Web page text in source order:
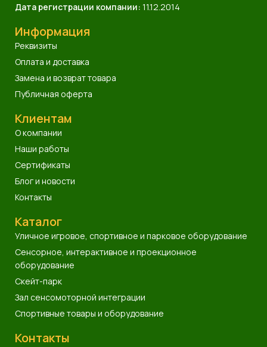
Дата регистрации компании: 11.12.2014
Информация
Реквизиты
Оплата и доставка
Замена и возврат товара
Публичная оферта
Клиентам
О компании
Наши работы
Сертификаты
Блог и новости
Контакты
Каталог
Уличное игровое, спортивное и парковое оборудование
Сенсорное, интерактивное и проекционное
оборудование
Скейт-парк
Зал сенсомоторной интеграции
Спортивные товары и оборудование
Контакты